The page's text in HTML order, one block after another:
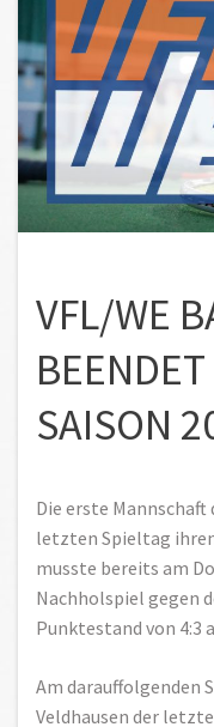
VFL/WE
SAISON
Die erste
letzten Spieltag
musste bereits am
Nachholspiel gegen
Punktestand von 4:3
Am darauffolgenden
Veldhausen der